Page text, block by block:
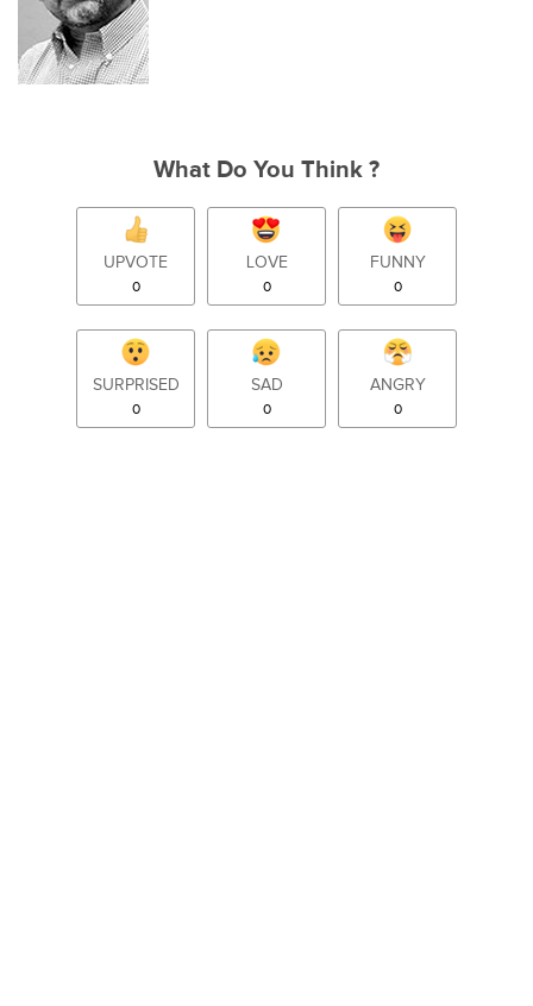
What Do You Think ?
UPVOTE
0
LOVE
0
FUNNY
0
SURPRISED
0
SAD
0
ANGRY
0